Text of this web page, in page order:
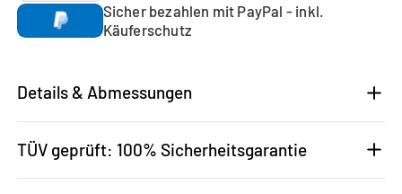
Sicher bezahlen mit PayPal - inkl.
Käuferschutz
Details & Abmessungen
TÜV geprüft: 100% Sicherheitsgarantie